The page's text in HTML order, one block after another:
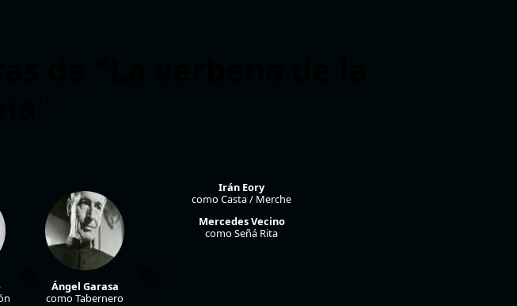
Ángel Garasa
como Tabernero
Irán Eory
como Casta / Merche
Mercedes Vecino
como Señá Rita